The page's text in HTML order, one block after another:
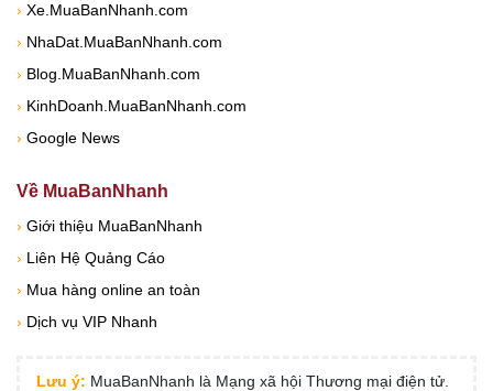
› Xe.MuaBanNhanh.com
› NhaDat.MuaBanNhanh.com
› Blog.MuaBanNhanh.com
› KinhDoanh.MuaBanNhanh.com
› Google News
Về MuaBanNhanh
› Giới thiệu MuaBanNhanh
› Liên Hệ Quảng Cáo
› Mua hàng online an toàn
› Dịch vụ VIP Nhanh
Lưu ý: MuaBanNhanh là Mạng xã hội Thương mại điện tử.